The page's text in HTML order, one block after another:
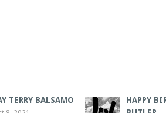
TERRY BALSAMO
HAPPY